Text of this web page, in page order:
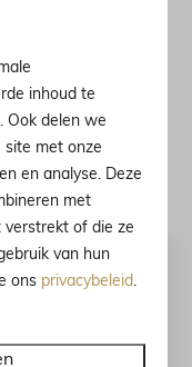
samenzijn
Frankrijk ⤵
inhoud te
Ook delen we
site met onze
en analyse. Deze
met
verstrekt of die ze
van hun
ons privacybeleid.